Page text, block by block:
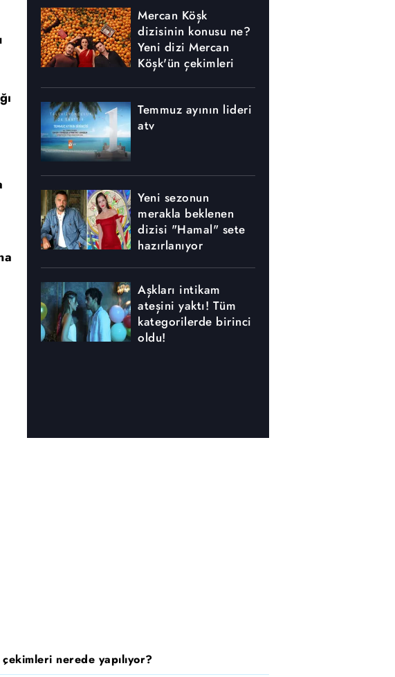
Mercan Köşk
dizisinin konusu ne?
Yeni dizi Mercan
Köşk'ün çekimleri
Temmuz ayının lideri
atv
Yeni sezonun
merakla beklenen
dizisi "Hamal" sete
hazırlanıyor
Aşkları intikam
ateşini yaktı! Tüm
kategorilerde birinci
oldu!
nerede yapılıyor?